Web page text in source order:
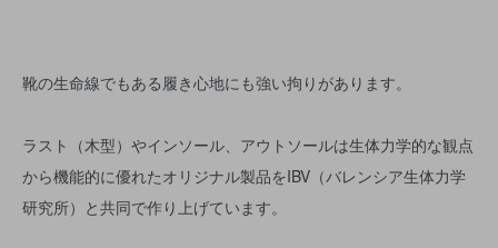
靴の生命線でもある履き心地にも強い拘りがあります。
ラスト（木型）やインソール、アウトソールは生体力学的な観点
から機能的に優れたオリジナル製品をIBV（バレンシア生体力学
研究所）と共同で作り上げています。